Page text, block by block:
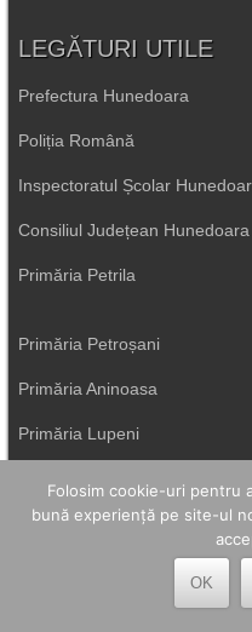
LEGĂTURI UTILE
Prefectura Hunedoara
Poliția Română
Inspectoratul Școlar
Consiliul Județean Hunedoara
Primăria Petrila
Primăria Petroșani
Primăria Aninoasa
Primăria Lupeni
Primăria Uricani
Folosim cookie-uri pentru
bună experiență pe site-ul
OK